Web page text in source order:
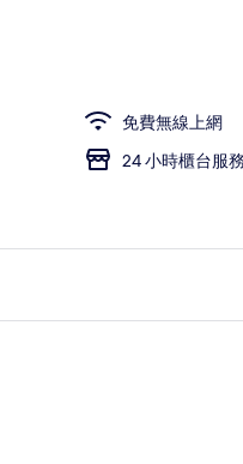
免費無線上網
24 小時櫃台服務